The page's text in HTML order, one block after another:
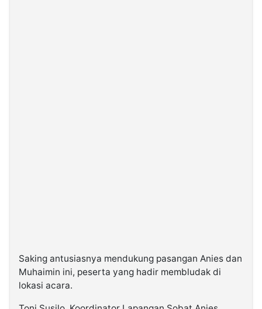
Saking antusiasnya mendukung pasangan Anies dan
Muhaimin ini, peserta yang hadir membludak di
lokasi acara.